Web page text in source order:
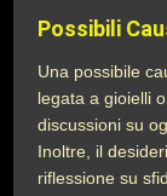
Possibili
Una possibile
legata a gioielli
discussioni su
Inoltre, il
riflessione su